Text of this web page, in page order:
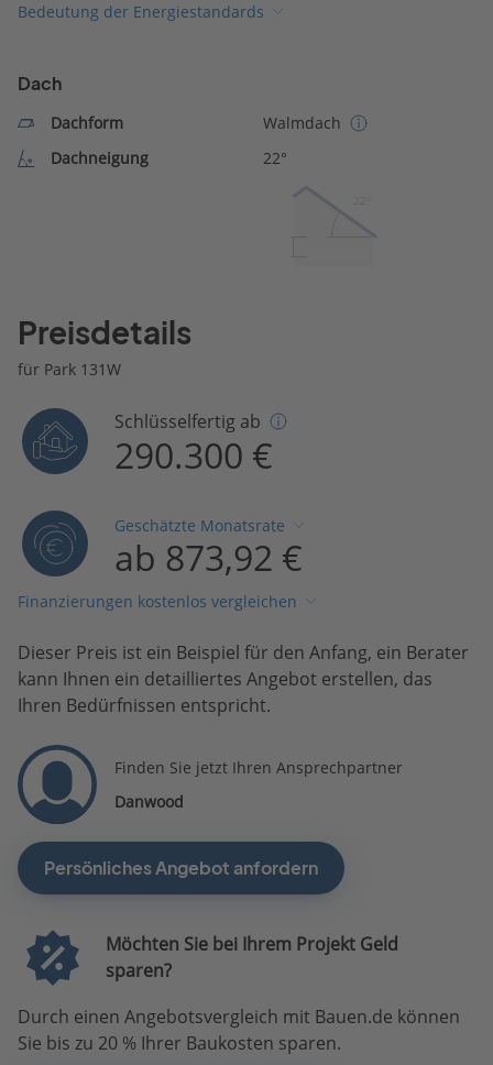
Bedeutung der Energiestandards
Dach
Dachform
Walmdach
Dachneigung
22°
Preisdetails
für Park 131W
Schlüsselfertig ab
290.300 €
Geschätzte Monatsrate
ab 873,92 €
Finanzierungen kostenlos vergleichen
Dieser Preis ist ein Beispiel für den Anfang, ein Berater
kann Ihnen ein detailliertes Angebot erstellen, das
Ihren Bedürfnissen entspricht.
Finden Sie jetzt Ihren Ansprechpartner
Danwood
Persönliches Angebot anfordern
Möchten Sie bei Ihrem Projekt Geld
sparen?
Durch einen Angebotsvergleich mit Bauen.de können
Sie bis zu 20 % Ihrer Baukosten sparen.